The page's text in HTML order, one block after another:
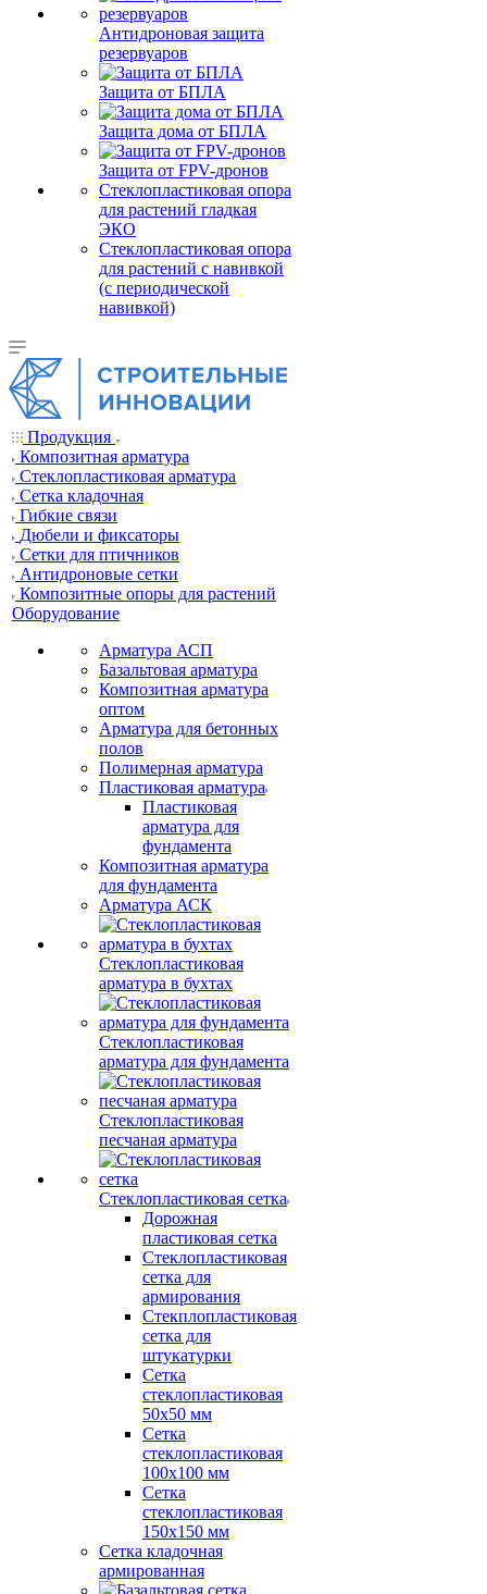
Антидроновая защита
резервуаров
Защита от БПЛА
Защита дома от БПЛА
Защита от FPV-дронов
Стеклопластиковая опора
для растений гладкая
ЭКО
Стеклопластиковая опора
для растений с навивкой
(с периодической
навивкой)
Продукция
Композитная арматура
Cтеклопластиковая арматура
Сетка кладочная
Гибкие связи
Дюбели и фиксаторы
Сетки для птичников
Антидроновые сетки
Композитные опоры для растений
Оборудование
Арматура АСП
Базальтовая арматура
Композитная арматура
оптом
Арматура для бетонных
полов
Полимерная арматура
Пластиковая арматура
Пластиковая
арматура для
фундамента
Композитная арматура
для фундамента
Арматура АСК
Стеклопластиковая
арматура в бухтах
Стеклопластиковая
арматура для фундамента
Стеклопластиковая
песчаная арматура
Стеклопластиковая сетка
Дорожная
пластиковая сетка
Стеклопластиковая
сетка для
армирования
Стекплопластиковая
сетка для
штукатурки
Сетка
стеклопластиковая
50x50 мм
Сетка
стеклопластиковая
100x100 мм
Сетка
стеклопластиковая
150x150 мм
Сетка кладочная
армированная